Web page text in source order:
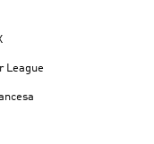
League